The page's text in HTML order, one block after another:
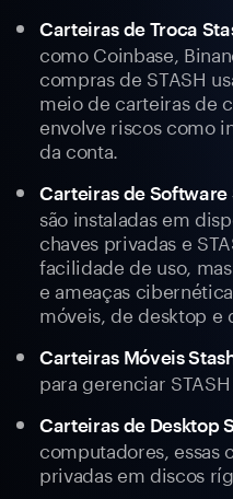
Carteiras de Troca
como Coinbase,
compras de STASH
meio de carteiras de
envolve riscos como
da conta.
Carteiras de Software
são instaladas em
chaves privadas e
facilidade de uso,
e ameaças
móveis, de desktop e
Carteiras Móveis
para gerenciar
Carteiras de Desktop
computadores, essas
privadas em discos